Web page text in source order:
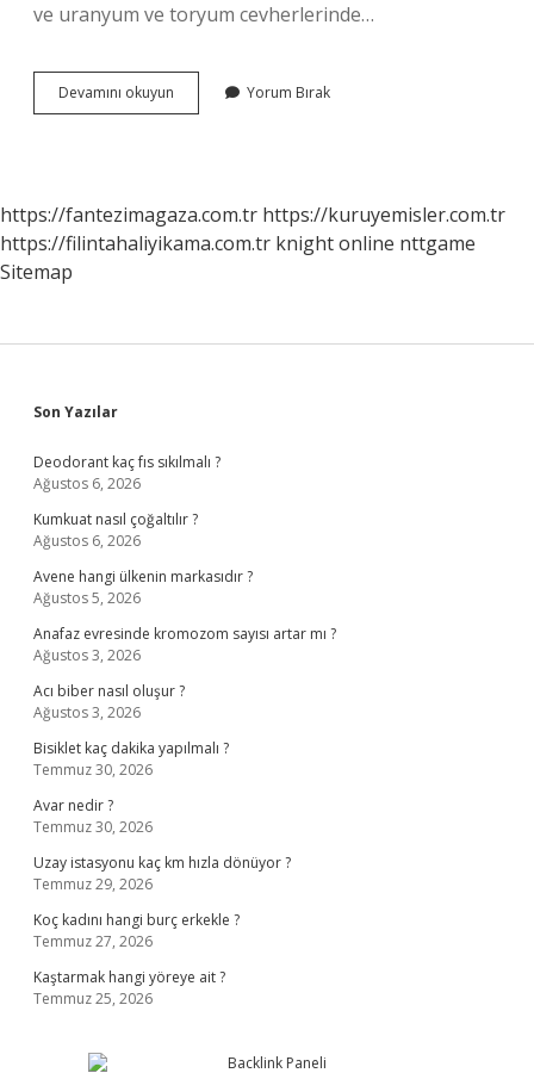
ve uranyum ve toryum cevherlerinde…
Devamını okuyun Francium
Nerede
Yorum Bırak
https://fantezimagaza.com.tr https://kuruyemisler.com.tr
https://filintahaliyikama.com.tr knight online nttgame
Sitemap
Sidebar
Son Yazılar
Deodorant kaç fıs sıkılmalı ?
Ağustos 6, 2026
Kumkuat nasıl çoğaltılır ?
Ağustos 6, 2026
Avene hangi ülkenin markasıdır ?
Ağustos 5, 2026
Anafaz evresinde kromozom sayısı artar mı ?
Ağustos 3, 2026
Acı biber nasıl oluşur ?
Ağustos 3, 2026
Bisiklet kaç dakika yapılmalı ?
Temmuz 30, 2026
Avar nedir ?
Temmuz 30, 2026
Uzay istasyonu kaç km hızla dönüyor ?
Temmuz 29, 2026
Koç kadını hangi burç erkekle ?
Temmuz 27, 2026
Kaştarmak hangi yöreye ait ?
Temmuz 25, 2026